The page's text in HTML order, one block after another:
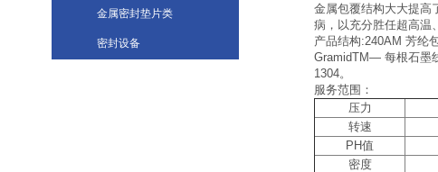
金属密封垫片类
密封设备
金属包覆结构大大提高
病，以充分胜任超高温
产品结构:240AM 芳纶
GramidTM— 每根石墨
1304。
服务范围：
压力
转速
PH值
密度